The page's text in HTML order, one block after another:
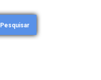
Pesquisar